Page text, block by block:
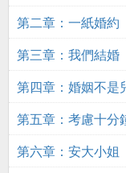
第二章：一紙婚約
第三章：我們結婚
第四章：婚姻不是
第五章：考慮十分
第六章：安大小姐